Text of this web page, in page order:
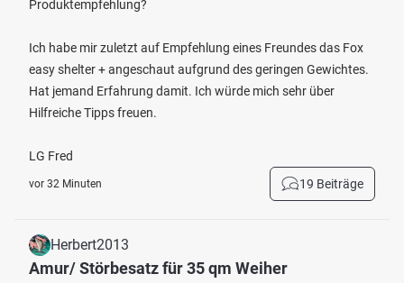
Produktempfehlung?
Ich habe mir zuletzt auf Empfehlung eines Freundes das Fox
easy shelter + angeschaut aufgrund des geringen Gewichtes.
Hat jemand Erfahrung damit. Ich würde mich sehr über
Hilfreiche Tipps freuen.
LG Fred
vor 32 Minuten 19 Beiträge
Herbert2013
Amur/ Störbesatz für 35 qm Weiher